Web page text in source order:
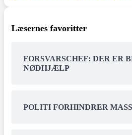
Læsernes favoritter
FORSVARSCHEF: DER ER
NØDHJÆLP
POLITI FORHINDRER